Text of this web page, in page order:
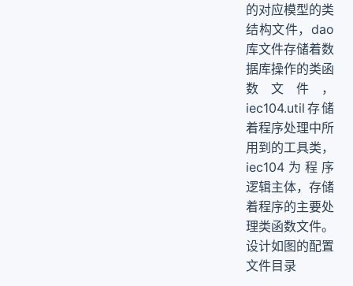
的对应模型的类
结构文件，dao
库文件存储着数
据库操作的类函
数文件，
iec104.util存储
着程序处理中所
用到的工具类，
iec104为程序
逻辑主体，存储
着程序的主要处
理类函数文件。
设计如图的配置
文件目录